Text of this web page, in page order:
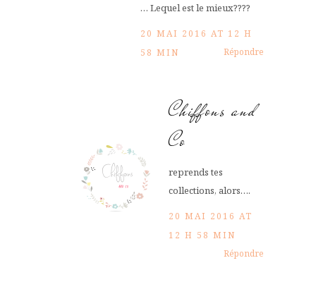
… Lequel est le mieux????
20 MAI 2016 AT 12 H
58 MIN
Répondre
Chiffons and
Co
reprends tes
collections, alors….
20 MAI 2016 AT
12 H 58 MIN
Répondre